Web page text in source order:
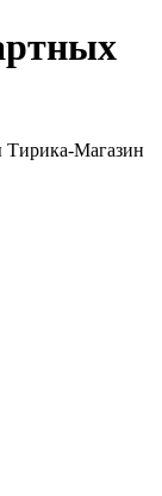
Тирика-Магазин